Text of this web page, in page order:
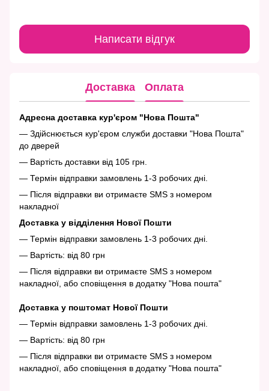
Написати відгук
Доставка Оплата
Адресна доставка кур'єром "Нова Пошта"
— Здійснюється кур'єром служби доставки "Нова Пошта"
до дверей
— Вартість доставки від 105 грн.
— Термін відправки замовлень 1-3 робочих дні.
— Після відправки ви отримаєте SMS з номером
накладної
Доставка у відділення Нової Пошти
— Термін відправки замовлень 1-3 робочих дні.
— Вартість: від 80 грн
— Після відправки ви отримаєте SMS з номером
накладної, або сповіщення в додатку "Нова пошта"
Доставка у поштомат Нової Пошти
— Термін відправки замовлень 1-3 робочих дні.
— Вартість: від 80 грн
— Після відправки ви отримаєте SMS з номером
накладної, або сповіщення в додатку "Нова пошта"